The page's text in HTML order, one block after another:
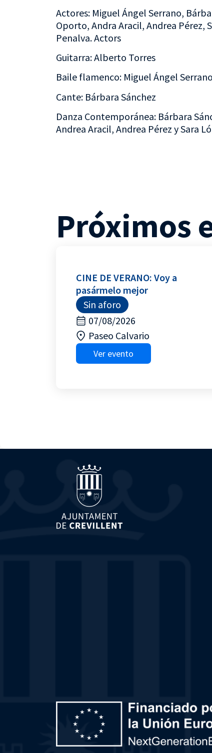
Actores: Miguel Ángel Serrano,
Oporto, Andra Aracil, Andrea Pérez,
Penalva. Actors
Guitarra: Alberto Torres
Baile flamenco: Miguel Ángel
Cante: Bárbara Sánchez
Danza Contemporánea: Bárbara
Andrea Aracil, Andrea Pérez y Sara
Próximos
CINE DE VERANO: Voy a
pasármelo mejor
Sin aforo
07/08/2026
Paseo Calvario
Ver evento